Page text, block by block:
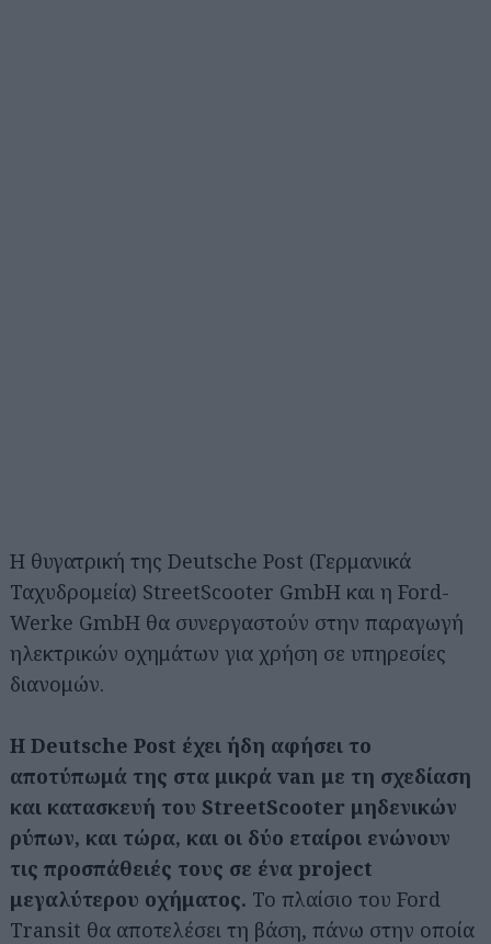
Η θυγατρική της Deutsche Post (Γερμανικά
Ταχυδρομεία) StreetScooter GmbH και η Ford-
Werke GmbH θα συνεργαστούν στην παραγωγή
ηλεκτρικών οχημάτων για χρήση σε υπηρεσίες
διανομών.
Η Deutsche Post έχει ήδη αφήσει το
αποτύπωμά της στα μικρά van με τη σχεδίαση
και κατασκευή του StreetScooter μηδενικών
ρύπων, και τώρα, και οι δύο εταίροι ενώνουν
τις προσπάθειές τους σε ένα project
μεγαλύτερου οχήματος. Το πλαίσιο του Ford
Transit θα αποτελέσει τη βάση, πάνω στην οποία